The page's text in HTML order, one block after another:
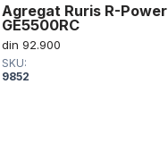
Agregat Ruris R-Power
GE5500RC
din 92.900
SKU:
9852